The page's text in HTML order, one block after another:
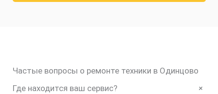
Частые вопросы о ремонте техники в Одинцово
Где находится ваш сервис?
+